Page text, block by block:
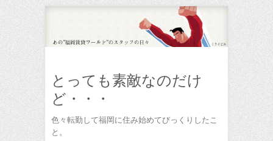
とっても素敵なのだけ
ど・・・
色々転勤して福岡に住み始めてびっくりしたこ
と。